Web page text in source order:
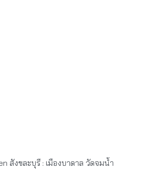
สังขละบุรี : เมืองบาดาล วัดจมน้ำ